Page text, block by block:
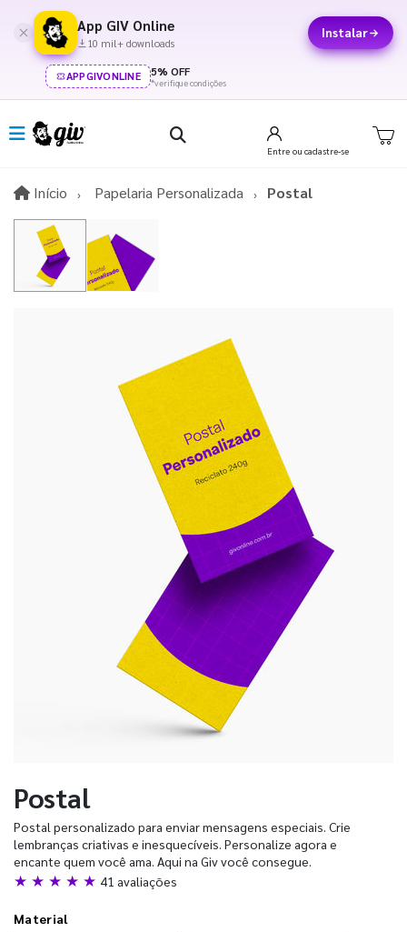
App GIV Online
10 mil+ downloads
Instalar
APPGIVONLINE 5% OFF
*verifique condições
Entre ou cadastre-se
Início InícioPapelaria Personalizada Postal
Postal
Postal personalizado para enviar mensagens especiais. Crie
lembranças criativas e inesquecíveis. Personalize agora e
encante quem você ama. Aqui na Giv você consegue.
★ ★ ★ ★ ★ 41 avaliações
Material